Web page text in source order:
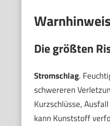
Die größten
Stromschlag.
schwereren
Kurzschlüsse,
kann Kunststoff